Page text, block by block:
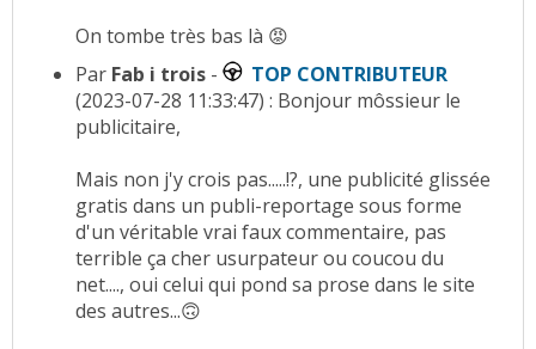
On tombe très bas là 😡
Par Fab i trois -
TOP CONTRIBUTEUR
(2023-07-28 11:33:47) : Bonjour môssieur le
publicitaire,
Mais non j'y crois pas.....!?, une publicité glissée
gratis dans un publi-reportage sous forme
d'un véritable vrai faux commentaire, pas
terrible ça cher usurpateur ou coucou du
net...., oui celui qui pond sa prose dans le site
des autres...🙃